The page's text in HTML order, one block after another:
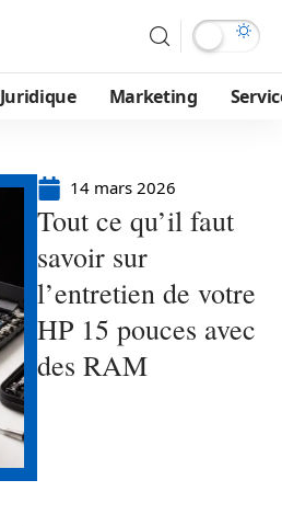
Juridique Marketing
14 mars 2026
Tout ce qu’il faut
savoir sur
l’entretien de votre
HP 15 pouces avec
des RAM